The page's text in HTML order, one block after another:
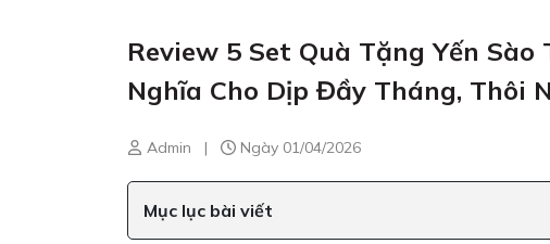
Review 5 Set Quà Tặng Yến
Nghĩa Cho Dịp Đầy Tháng, Thôi
Admin | Ngày 01/04/2026
Mục lục bài viết